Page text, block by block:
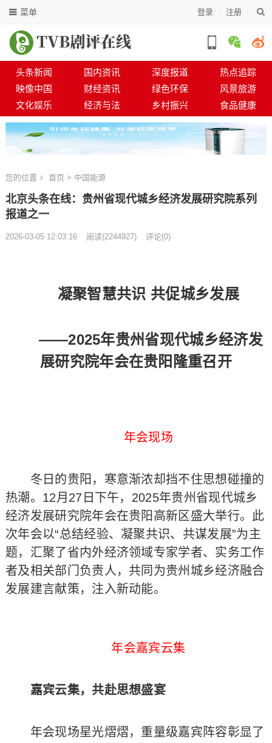
登录 注册
菜单
头条新闻 国内资讯 深度报道
热点追踪
映像中国
财经资讯 绿色环保
风景旅游
文化娱乐
经济与法 乡村振兴 食品健康
您的位置 首页 > 中国能源
北京头条在线：贵州省现代城乡经济发展研究院系列
报道之一
2026-03-05 12:03:16 阅读(2244927) 评论(0)
凝聚智慧共识 共促城乡发展
——2025年贵州省现代城乡经济发
展研究院年会在贵阳隆重召开
年会现场
冬日的贵阳，寒意渐浓却挡不住思想碰撞的
热潮。12月27日下午，2025年贵州省现代城乡
经济发展研究院年会在贵阳高新区盛大举行。此
次年会以“总结经验、凝聚共识、共谋发展”为主
题，汇聚了省内外经济领域专家学者、实务工作
者及相关部门负责人，共同为贵州城乡经济融合
发展建言献策，注入新动能。
年会嘉宾云集
嘉宾云集，共赴思想盛宴
年会现场星光熠熠，重量级嘉宾阵容彰显了